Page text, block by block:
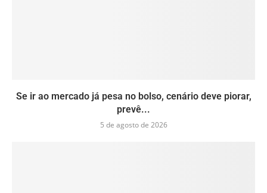
Se ir ao mercado já pesa no bolso, cenário deve piorar,
prevê...
5 de agosto de 2026